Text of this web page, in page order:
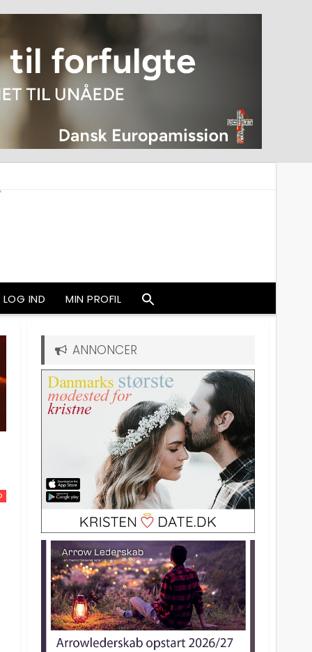
LOG IND MIN PROFIL
ANNONCER